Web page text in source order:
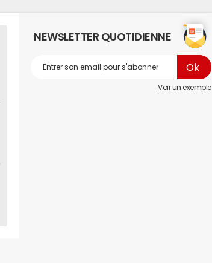
NEWSLETTER QUOTIDIENNE
Voir un exemple